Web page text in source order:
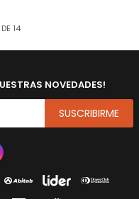
DE 14
NOVEDADES!
SUSCRIBIRME